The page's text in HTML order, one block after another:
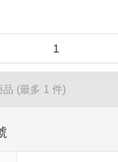
品 (最多 1 件)